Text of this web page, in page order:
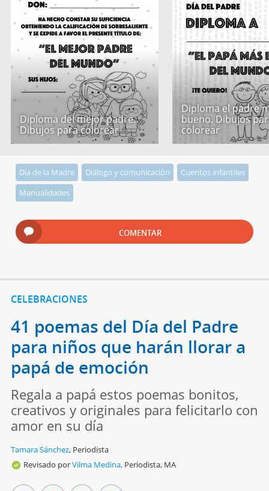
Diploma del mejor padre.
Dibujos para colorear
Diploma el padre
bueno. Dibujos
colorear
Día de la Madre Diálogo y comunicación
Cuentos infantiles
Manualidades
COMENTAR
CELEBRACIONES
41 poemas del Día del Padre
para niños que harán llorar a
papá de emoción
Regala a papá estos poemas bonitos,
creativos y originales para felicitarlo con
amor en su día
Tamara Sánchez, Periodista
Revisado porVilma Medina, Periodista, MA